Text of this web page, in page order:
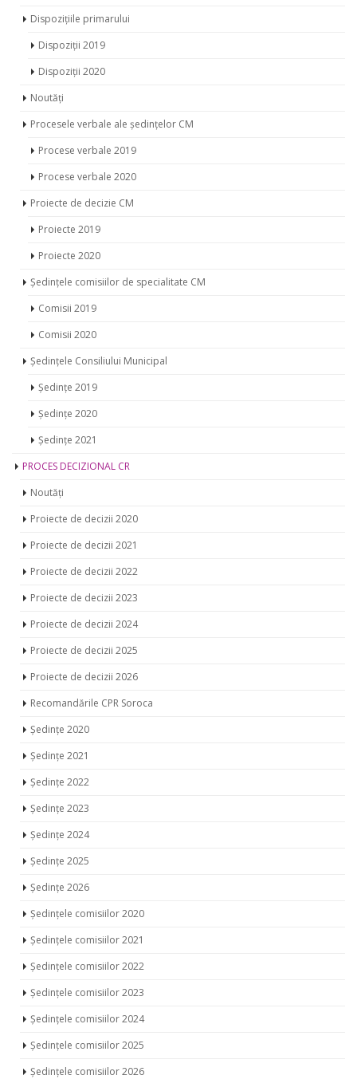
Dispozițiile primarului
Dispoziții 2019
Dispoziții 2020
Noutăți
Procesele verbale ale ședințelor CM
Procese verbale 2019
Procese verbale 2020
Proiecte de decizie CM
Proiecte 2019
Proiecte 2020
Ședințele comisiilor de specialitate CM
Comisii 2019
Comisii 2020
Ședințele Consiliului Municipal
Ședințe 2019
Ședințe 2020
Ședințe 2021
PROCES DECIZIONAL CR
Noutăți
Proiecte de decizii 2020
Proiecte de decizii 2021
Proiecte de decizii 2022
Proiecte de decizii 2023
Proiecte de decizii 2024
Proiecte de decizii 2025
Proiecte de decizii 2026
Recomandările CPR Soroca
Ședințe 2020
Ședințe 2021
Ședințe 2022
Ședințe 2023
Ședințe 2024
Ședințe 2025
Ședințe 2026
Ședințele comisiilor 2020
Ședințele comisiilor 2021
Ședințele comisiilor 2022
Ședințele comisiilor 2023
Ședințele comisiilor 2024
Ședințele comisiilor 2025
Ședințele comisiilor 2026